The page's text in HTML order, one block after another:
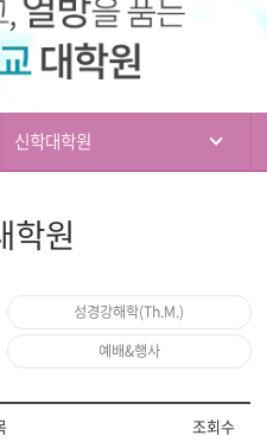
신학대학원
학원
성경강해학(Th.M.)
예배&행사
조회수